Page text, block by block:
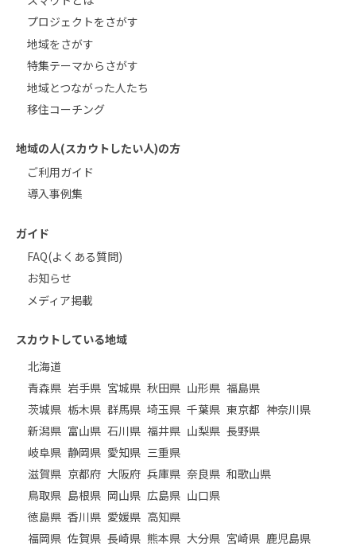
プロジェクトをさがす
地域をさがす
特集テーマからさがす
地域とつながった人たち
移住コーチング
地域の人(スカウトしたい人)の方
ご利用ガイド
導入事例集
ガイド
FAQ(よくある質問)
お知らせ
メディア掲載
スカウトしている地域
北海道
青森県 岩手県 宮城県 秋田県 山形県 福島県
茨城県 栃木県 群馬県 埼玉県 千葉県 東京都 神奈川県
新潟県 富山県 石川県 福井県 山梨県 長野県
岐阜県 静岡県 愛知県 三重県
滋賀県 京都府 大阪府 兵庫県 奈良県 和歌山県
鳥取県 島根県 岡山県 広島県 山口県
徳島県 香川県 愛媛県 高知県
福岡県 佐賀県 長崎県 熊本県 大分県 宮崎県 鹿児島県